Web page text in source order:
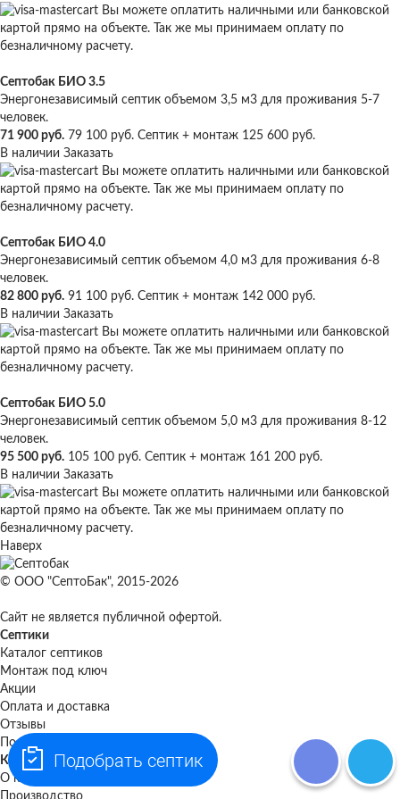
Вы можете оплатить наличными или банковской
картой прямо на объекте. Так же мы принимаем оплату по
безналичному расчету.
Септобак БИО 3.5
Энергонезависимый септик объемом 3,5 м3 для проживания 5-7
человек.
71 900 руб. 79 100 руб. Септик + монтаж 125 600 руб.
В наличии Заказать
Вы можете оплатить наличными или банковской
картой прямо на объекте. Так же мы принимаем оплату по
безналичному расчету.
Септобак БИО 4.0
Энергонезависимый септик объемом 4,0 м3 для проживания 6-8
человек.
82 800 руб. 91 100 руб. Септик + монтаж 142 000 руб.
В наличии Заказать
Вы можете оплатить наличными или банковской
картой прямо на объекте. Так же мы принимаем оплату по
безналичному расчету.
Септобак БИО 5.0
Энергонезависимый септик объемом 5,0 м3 для проживания 8-12
человек.
95 500 руб. 105 100 руб. Септик + монтаж 161 200 руб.
В наличии Заказать
Вы можете оплатить наличными или банковской
картой прямо на объекте. Так же мы принимаем оплату по
безналичному расчету.
Наверх
© ООО "СептоБак", 2015-2026
Сайт не является публичной офертой.
Септики
Каталог септиков
Монтаж под ключ
Акции
Оплата и доставка
Отзывы
Полезная информация
Компания
О компании
Производство
Подобрать септик